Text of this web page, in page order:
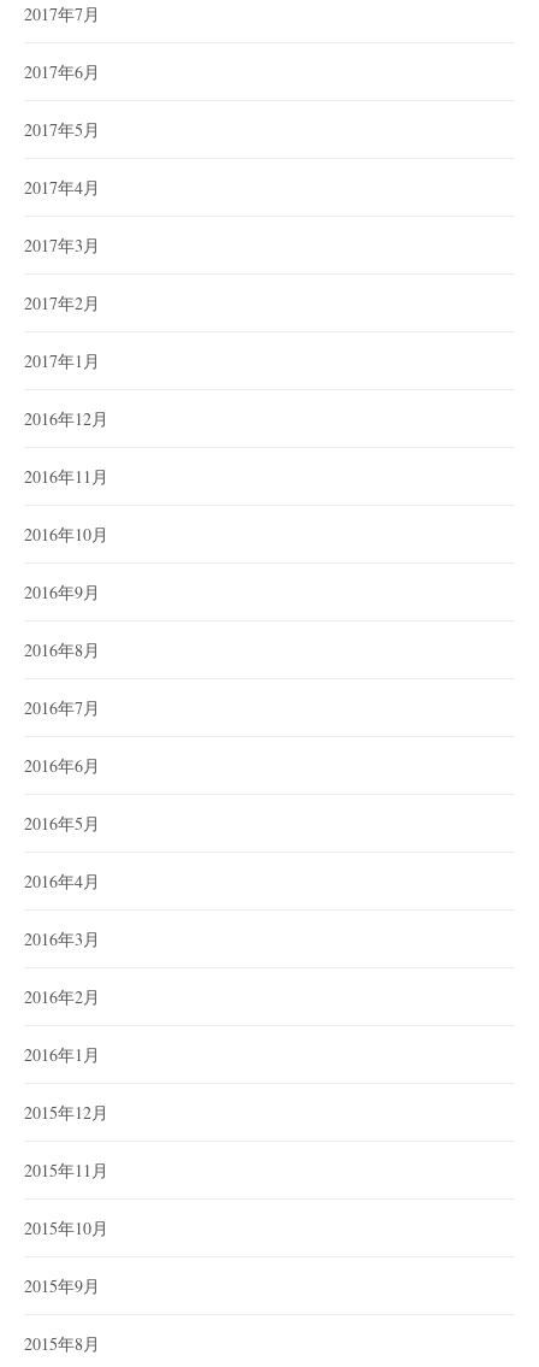
2017年7月
2017年6月
2017年5月
2017年4月
2017年3月
2017年2月
2017年1月
2016年12月
2016年11月
2016年10月
2016年9月
2016年8月
2016年7月
2016年6月
2016年5月
2016年4月
2016年3月
2016年2月
2016年1月
2015年12月
2015年11月
2015年10月
2015年9月
2015年8月